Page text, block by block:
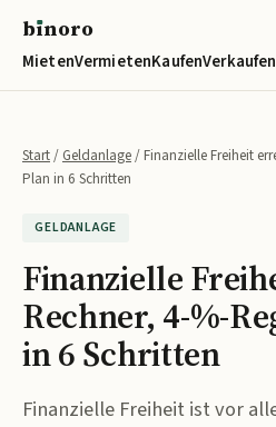
bınoro
MietenVermietenKaufenVerkaufen
Start/ Geldanlage/ Finanzielle Freiheit
Plan in 6 Schritten
GELDANLAGE
Finanzielle
Rechner, 4-%-
in 6 Schritten
Finanzielle Freiheit ist vor